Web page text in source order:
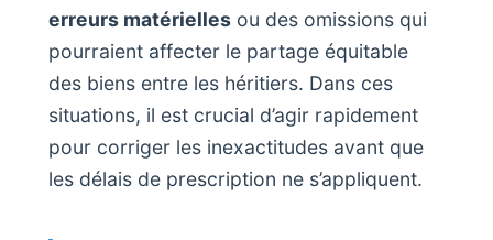
erreurs matérielles ou des omissions qui
pourraient affecter le partage équitable
des biens entre les héritiers. Dans ces
situations, il est crucial d’agir rapidement
pour corriger les inexactitudes avant que
les délais de prescription ne s’appliquent.